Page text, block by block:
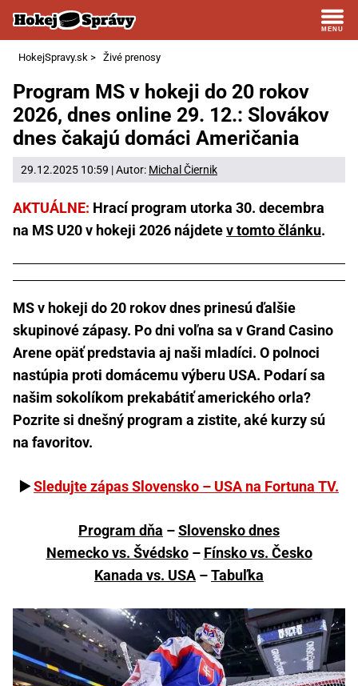
HokejSpravy.sk > Živé prenosy
Program MS v hokeji do 20 rokov
2026, dnes online 29. 12.: Slovákov
dnes čakajú domáci Američania
29.12.2025 10:59 | Autor: Michal Čiernik
AKTUÁLNE: Hrací program utorka 30. decembra
na MS U20 v hokeji 2026 nájdetev tomto článku.
MS v hokeji do 20 rokov dnes prinesú ďalšie
skupinové zápasy. Po dni voľna sa v Grand Casino
Arene opäť predstavia aj naši mladíci. O polnoci
nastúpia proti domácemu výberu USA. Podarí sa
našim sokolíkom prekabátiť amerického orla?
Pozrite si dnešný program a zistite, aké kurzy sú
na favoritov.
▶️Sledujte zápas Slovensko – USA na Fortuna TV.
Program dňa –Slovensko dnes
Nemecko vs. Švédsko– Fínsko vs. Česko
Kanada vs. USA –Tabuľka